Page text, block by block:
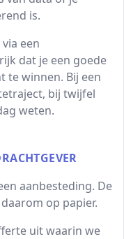
is.
een
dat je een goede
te winnen. Bij een
bij twijfel
weten.
aanbesteding. De
op papier.
uit waarin we